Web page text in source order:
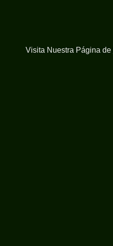
Visita Nuestra Página de